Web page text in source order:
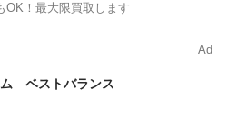
OK！最大限買取します
Ad
ム ベストバランス